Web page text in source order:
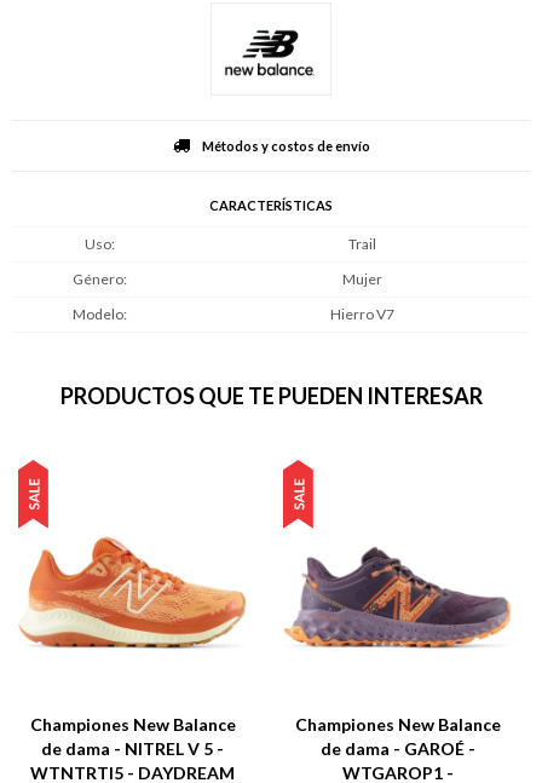
Métodos y costos de envío
CARACTERÍSTICAS
Uso
Trail
Género
Mujer
Modelo
Hierro V7
PRODUCTOS QUE TE PUEDEN INTERESAR
Championes New Balance
de dama - NITREL V 5 -
WTNTRTI5 - DAYDREAM
Championes New Balance
de dama - GAROÉ -
WTGAROP1 -